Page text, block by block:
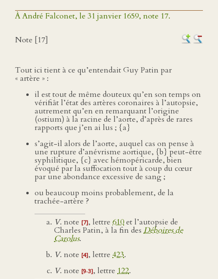
À André Falconet, le 31 janvier 1659, note 17.
Note [17]
Tout ici tient à ce qu’entendait Guy Patin par
« artère » :
il est tout de même douteux qu’en son temps on
vérifiât l’état des artères coronaires à l’autopsie,
autrement qu’en en remarquant l’origine
(ostium) à la racine de l’aorte, d’après de rares
rapports que j’en ai lus ; {a}
s’agit-il alors de l’aorte, auquel cas on pense à
une rupture d’anévrisme aortique, {b} peut-être
syphilitique, {c} avec hémopéricarde, bien
évoqué par la suffocation tout à coup du cœur
par une abondance excessive de sang ;
ou beaucoup moins probablement, de la
trachée-artère ?
V. note [7], lettre 610et l’autopsie de
Charles Patin, à la fin des Déboires de
Carolus.
V. note [4], lettre 423.
V. note [9‑3], lettre 122.